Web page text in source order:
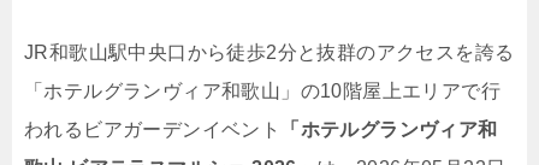
JR和歌山駅中央口から徒歩2分と抜群のアクセスを誇る
「ホテルグランヴィア和歌山」の10階屋上エリアで行
われるビアガーデンイベント
「ホテルグランヴィア和